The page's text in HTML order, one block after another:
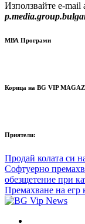
Използвайте e-mail
МВА Програми
Корица на BG VIP
Приятели:
Продай колата си
Софтуерно
обезщетение при
Премахване на егр